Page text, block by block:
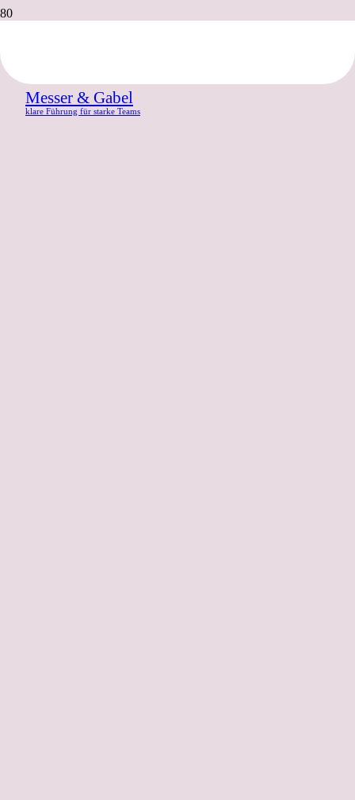
Messer & Gabel
klare Führung für starke Teams